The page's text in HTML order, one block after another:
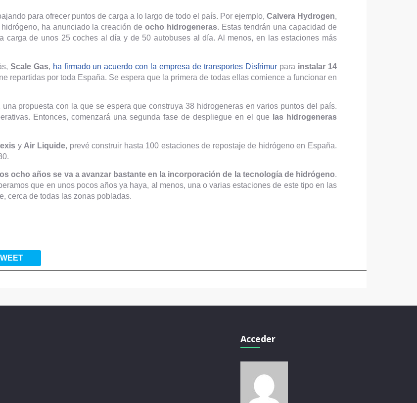
para ofrecer puntos de carga a lo largo de todo el país. Por ejemplo, Calvera Hydrogen,
ha anunciado la creación deocho hidrogeneras. Estas tendrán una capacidad de
carga de unos 25 coches al día y de 50 autobuses al día. Al menos, en las estaciones más
Scale Gas, ha firmado un acuerdo con la empresa de transportes Disfrimur para instalar 14
repartidas por toda España. Se espera que la primera de todas ellas comience a funcionar en
propuesta con la que se espera que construya 38 hidrogeneras en varios puntos del país.
Entonces, comenzará una segunda fase de despliegue en el que
las hidrogeneras
y Air Liquide, prevé construir hasta 100 estaciones de repostaje de hidrógeno en España.
ocho años se va a avanzar bastante en la incorporación de la tecnología de hidrógeno.
que en unos pocos años ya haya, al menos, una o varias estaciones de este tipo en las
cerca de todas las zonas pobladas.
Acceder